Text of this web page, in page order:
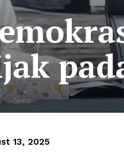
13, 2025